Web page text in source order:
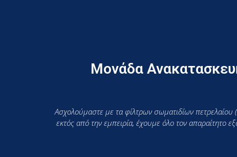
Μονάδα
Ασχολούμαστε με τα φίλτρων σωματιδίων
εκτός από την εμπειρία, έχουμε όλο τον απαραίτητο